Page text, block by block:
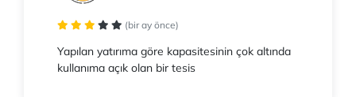
(bir ay önce)
Yapılan yatırıma göre kapasitesinin çok altında
kullanıma açık olan bir tesis